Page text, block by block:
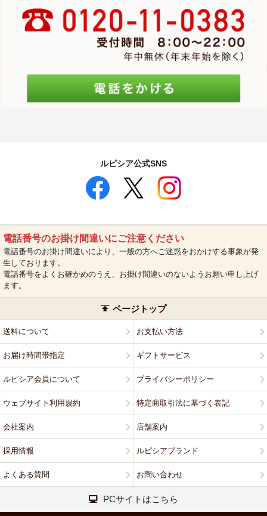
ルピシア公式SNS
電話番号のお掛け間違いにご注意ください
電話番号のお掛け間違いにより、一般の方へご迷惑をおかけする事象が発
生しております。
電話番号をよくお確かめのうえ、お掛け間違いのないようお願い申し上げ
ます。
ページトップ
送料について お支払い方法
お届け時間帯指定 ギフトサービス
ルピシア会員について プライバシーポリシー
ウェブサイト利用規約 特定商取引法に基づく表記
会社案内 店舗案内
採用情報 ルピシアブランド
よくある質問 お問い合わせ
PCサイトはこちら